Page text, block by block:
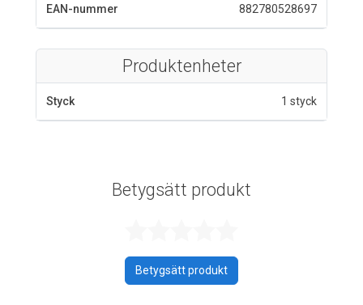
EAN-nummer 882780528697
Produktenheter
Styck 1 styck
Betygsätt produkt
Betygsätt produkt